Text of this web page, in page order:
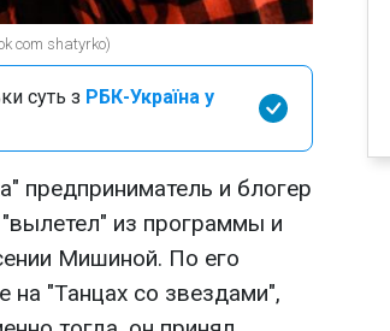
com shatyrko)
суть з РБК-Україна у
предприниматель и блогер
из программы и
Мишиной. По его
"Танцах со звездами",